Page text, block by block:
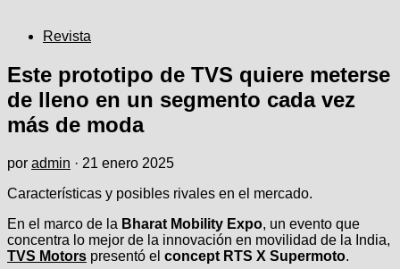
Revista
Este prototipo de TVS quiere meterse
de lleno en un segmento cada vez
más de moda
por admin · 21 enero 2025
Características y posibles rivales en el mercado.
En el marco de la Bharat Mobility Expo, un evento que
concentra lo mejor de la innovación en movilidad de la India,
TVS Motors presentó el concept RTS X Supermoto.